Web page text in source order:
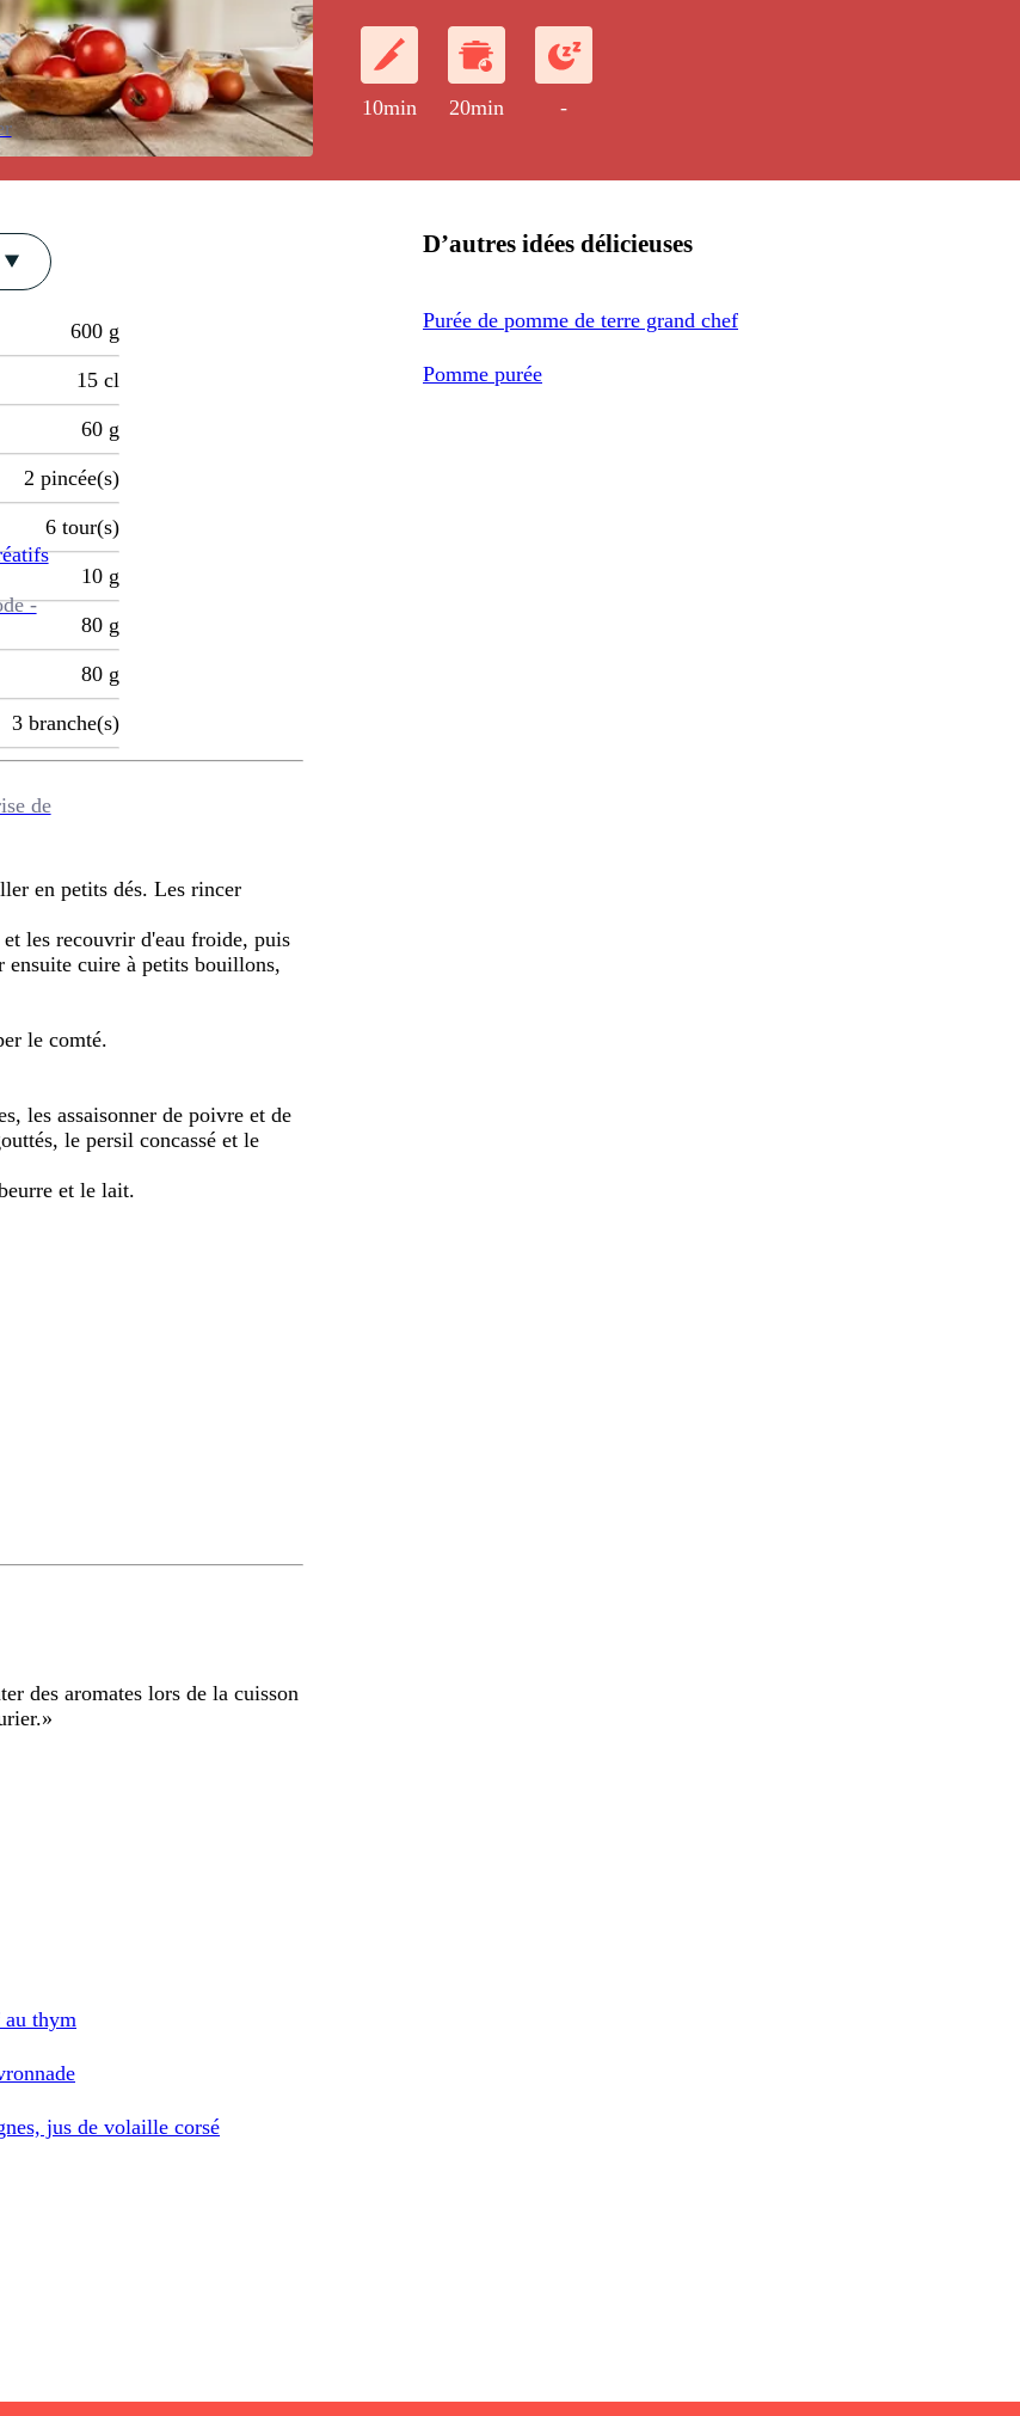
-
de
10min 20min -
600 g
15 cl
60 g
2 pincée(s)
6 tour(s)
10 g
80 g
80 g
3 branche(s)
en petits dés. Les rincer
les recouvrir d'eau froide, puis
cuire à petits bouillons,
le comté.
les assaisonner de poivre et de
le persil concassé et le
et le lait.
des aromates lors de la cuisson
»
D’autres idées délicieuses
Purée de pomme de terre grand chef
Pomme purée
au thym
jus de volaille corsé